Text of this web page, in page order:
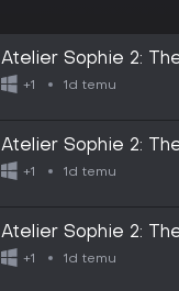
Atelier Sophie 2:
Digital Deluxe
+1 1d temu
Atelier Sophie 2:
Digital Deluxe
+1 1d temu
Atelier Sophie 2:
Digital Deluxe
+1 1d temu